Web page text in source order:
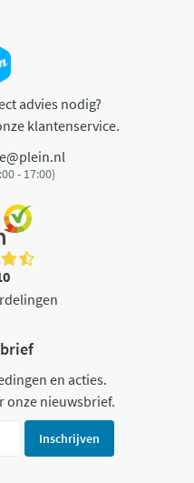
advies nodig?
klantenservice.
- 17:00)
en acties.
onze nieuwsbrief.
Inschrijven